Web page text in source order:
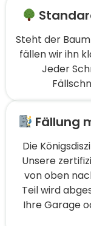
Steht der
fällen wir ihn
Jeder
Fällung
Die
Unsere
von oben
Teil wird
Ihre Garage